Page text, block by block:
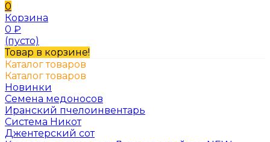
0
Корзина
0 ₽
(пусто)
Товар в корзине!
Каталог товаров
Каталог товаров
Новинки
Семена медоносов
Иранский пчелоинвентарь
Система Никот
Джентерский сот